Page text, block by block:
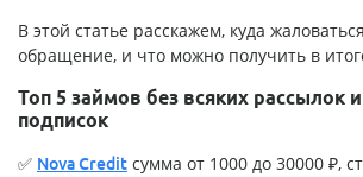
В этой статье расскажем, куда
обращение, и что можно получить в
Топ 5 займов без всяких рассылок
подписок
✅ Nova Credit сумма от 1000 до 30000 ₽,